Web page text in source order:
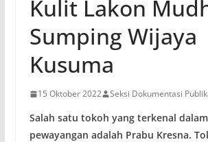
Kulit Lakon
Sumping Wijaya
Kusuma
15 Oktober 2022 Seksi Dokumentasi
Salah satu tokoh yang terkenal
pewayangan adalah Prabu Kresna.